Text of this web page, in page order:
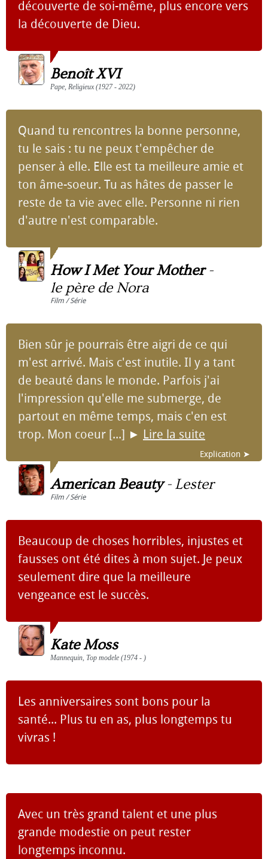
découverte de soi-même, plus encore vers
la découverte de Dieu.
Benoît XVI
Pape, Religieux (1927 - 2022)
Quand tu rencontres la bonne personne,
tu le sais : tu ne peux t'empêcher de
penser à elle. Elle est ta meilleure amie et
ton âme-soeur. Tu as hâtes de passer le
reste de ta vie avec elle. Personne ni rien
d'autre n'est comparable.
How I Met Your Mother-
le père de Nora
Film / Série
Bien sûr je pourrais être aigri de ce qui
m'est arrivé. Mais c'est inutile. Il y a tant
de beauté dans le monde. Parfois j'ai
l'impression qu'elle me submerge, de
partout en même temps, mais c'en est
trop. Mon coeur [...] ► Lire la suite
Explication ➤
American Beauty- Lester
Film / Série
Beaucoup de choses horribles, injustes et
fausses ont été dites à mon sujet. Je peux
seulement dire que la meilleure
vengeance est le succès.
Kate Moss
Mannequin, Top modele (1974 - )
Les anniversaires sont bons pour la
santé... Plus tu en as, plus longtemps tu
vivras !
Avec un très grand talent et une plus
grande modestie on peut rester
longtemps inconnu.